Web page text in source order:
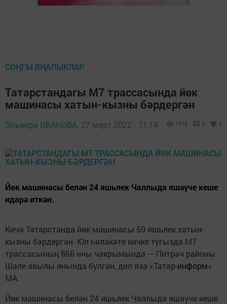
СОҢГЫ ЯҢАЛЫКЛАР
Татарстандагы М7 трассасында йөк
машинасы хатын-кызны бәрдергән
Эльвира ИВАНОВА, 27 март 2022 - 11:14 1979 0 0
Йөк машинасы белән 24 яшьлек Чаллыда яшәүче кеше
идарә иткән.
Кичә Татарстанда йөк машинасы 50 яшьлек хатын-
кызны бәрдергән. Юл һәлакәте кичке тугызда М7
трассасының 856 нчы чакрымында — Питрәч районы
Шәле авылы янында булган, дип яза «Татар-информ»
МА.
Йөк машинасы белән 24 яшьлек Чаллыда яшәүче кеше